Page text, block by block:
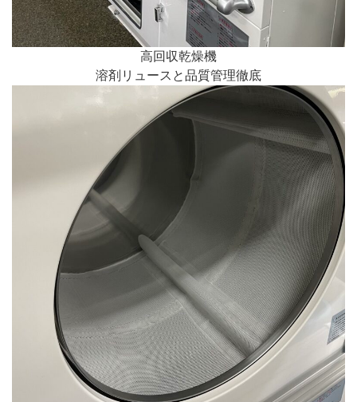
高回収乾燥機
溶剤リュースと品質管理徹底